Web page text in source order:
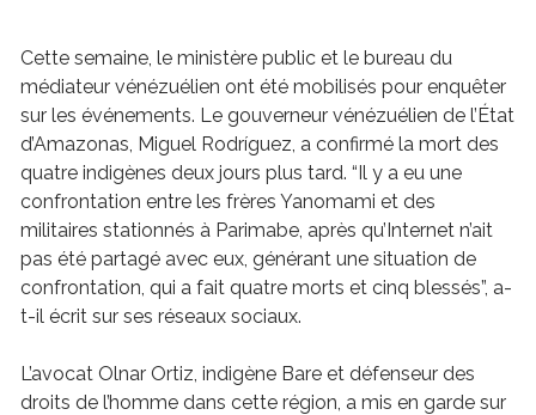
Cette semaine, le ministère public et le bureau du
médiateur vénézuélien ont été mobilisés pour enquêter
sur les événements. Le gouverneur vénézuélien de l’État
d’Amazonas, Miguel Rodríguez, a confirmé la mort des
quatre indigènes deux jours plus tard. “Il y a eu une
confrontation entre les frères Yanomami et des
militaires stationnés à Parimabe, après qu’Internet n’ait
pas été partagé avec eux, générant une situation de
confrontation, qui a fait quatre morts et cinq blessés”, a-
t-il écrit sur ses réseaux sociaux.
L’avocat Olnar Ortiz, indigène Bare et défenseur des
droits de l’homme dans cette région, a mis en garde sur